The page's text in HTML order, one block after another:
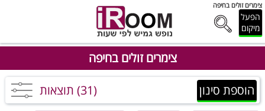
צימרים זולים בחיפה
הפעל
מיקום
צימרים זולים בחיפה
הוספת סינון (31) תוצאות